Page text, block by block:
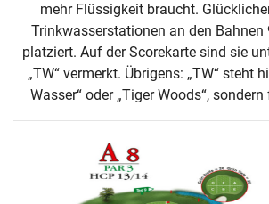
mehr Flüssigkeit braucht.
Trinkwasserstationen an den Bahnen
platziert. Auf der Scorekarte sind sie
„TW“ vermerkt. Übrigens: „TW“ steht
Wasser“ oder „Tiger Woods“,